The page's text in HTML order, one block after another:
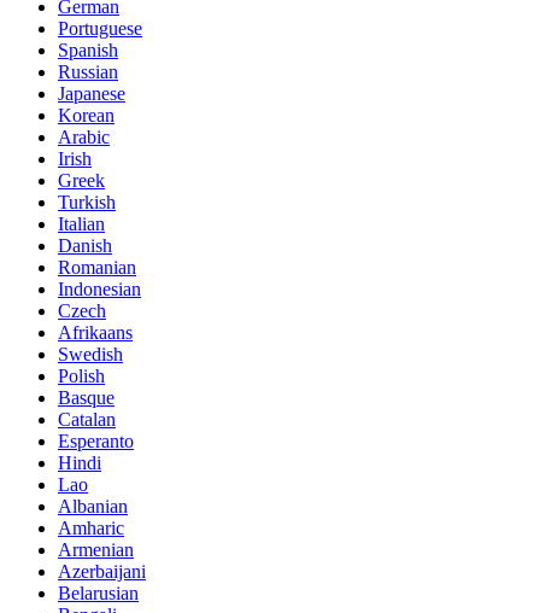
German
Portuguese
Spanish
Russian
Japanese
Korean
Arabic
Irish
Greek
Turkish
Italian
Danish
Romanian
Indonesian
Czech
Afrikaans
Swedish
Polish
Basque
Catalan
Esperanto
Hindi
Lao
Albanian
Amharic
Armenian
Azerbaijani
Belarusian